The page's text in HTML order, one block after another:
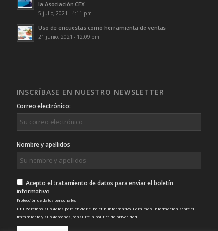
la Asociación CEX
5 julio, 2021 - 4:11 pm
Uso de encuestas como herramienta de ventas
21 junio, 2021 - 12:09 pm
INSCRÍBASE EN NUESTRO NEWSLETTER
Correo electrónico:
Nombre y apellidos
Acepto el tratamiento de datos para enviar el boletín
informativo
Protección de datos personales
Utilizaremos sus datos para enviar el boletín informativo. Para más información sobre el
tratamiento y sus derechos, consulte la política de privacidad